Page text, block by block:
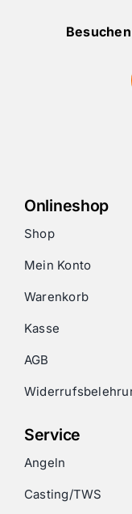
Onlineshop
Shop
Mein Konto
Warenkorb
Kasse
AGB
Service
Angeln
Casting/TWS